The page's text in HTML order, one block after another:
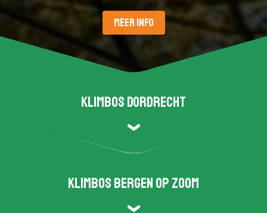
MEER INFO
Klimbos Dordrecht
Klimbos Bergen op Zoom